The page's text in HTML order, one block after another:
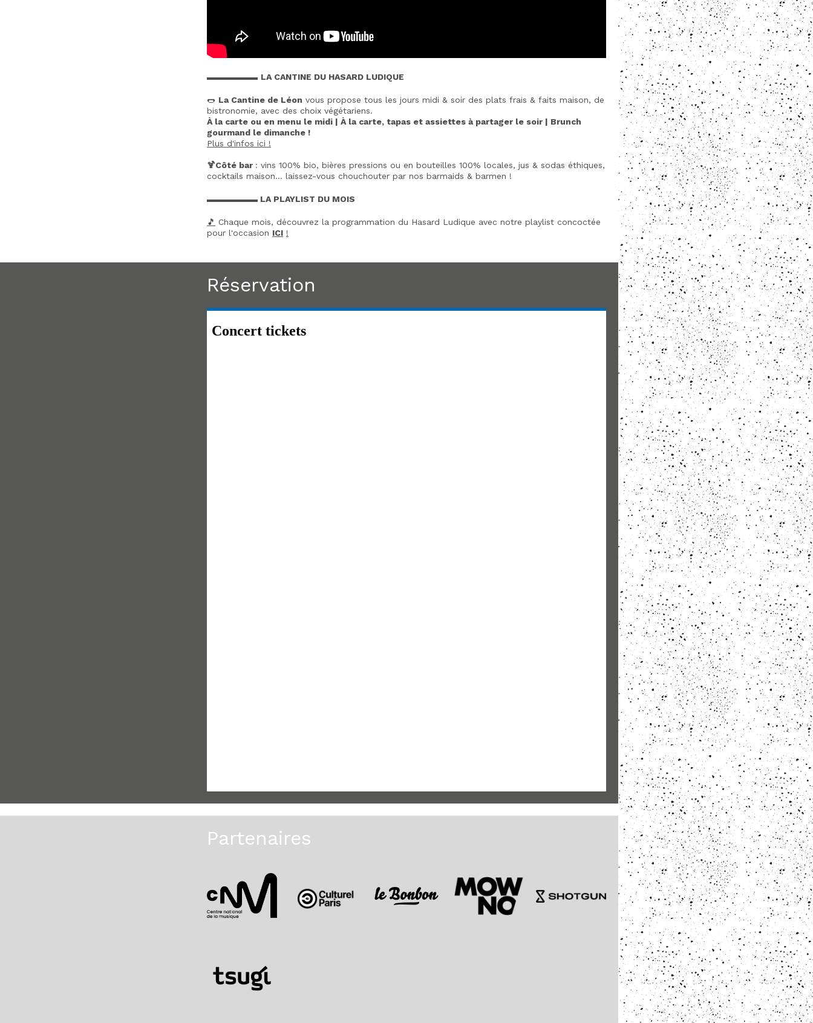
▬▬▬▬▬▬ LA CANTINE DU HASARD LUDIQUE
🌭 La Cantine de Léon vous propose tous les jours midi & soir des plats frais & faits maison, de
bistronomie, avec des choix végétariens.
À la carte ou en menu le midi | À la carte, tapas et assiettes à partager le soir | Brunch
gourmand le dimanche !
Plus d'infos ici !
🍹Côté bar : vins 100% bio, bières pressions ou en bouteilles 100% locales, jus & sodas éthiques,
cocktails maison… laissez-vous chouchouter par nos barmaids & barmen !
▬▬▬▬▬▬ LA PLAYLIST DU MOIS
🎵 Chaque mois, découvrez la programmation du Hasard Ludique avec notre playlist concoctée
pour l'occasion ICI !
Réservation
Partenaires